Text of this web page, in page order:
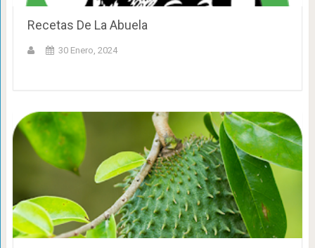
Recetas De La Abuela
30 Enero, 2024